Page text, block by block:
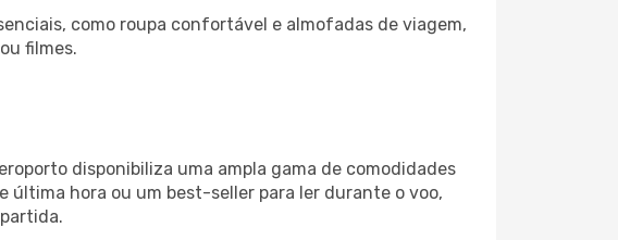
como roupa confortável e almofadas de viagem,
filmes.
disponibiliza uma ampla gama de comodidades
última hora ou um best-seller para ler durante o voo,